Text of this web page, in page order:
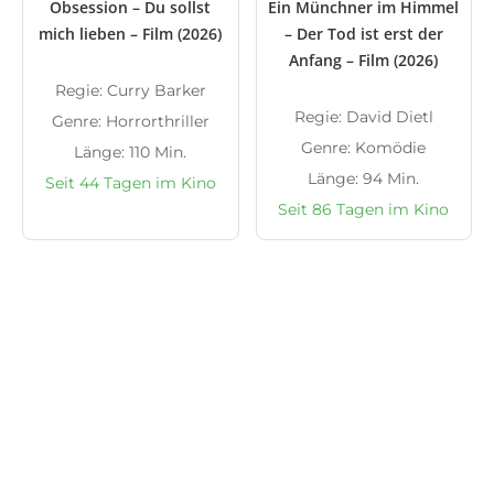
Obsession – Du sollst
mich lieben – Film (2026)
Regie: Curry Barker
Genre: Horrorthriller
Länge: 110 Min.
Seit 44 Tagen im Kino
Ein Münchner im Himmel
– Der Tod ist erst der
Anfang – Film (2026)
Regie: David Dietl
Genre: Komödie
Länge: 94 Min.
Seit 86 Tagen im Kino